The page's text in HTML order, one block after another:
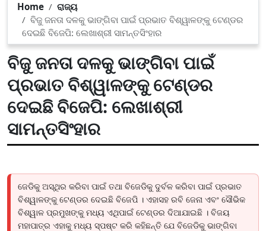
Home
ରାଜ୍ୟ
ବିଜୁ ଜନତା ଦଳକୁ ଭାଙ୍ଗିବା ପାଇଁ ପ୍ରଭାତ ବିଶ୍ୱାଳଙ୍କୁ ଟେଣ୍ଡର
ଦେଇଛି ବିଜେପି: ଲେଖାଶ୍ରୀ ସାମନ୍ତସିଂହାର
ବିଜୁ ଜନତା ଦଳକୁ ଭାଙ୍ଗିବା ପାଇଁ
ପ୍ରଭାତ ବିଶ୍ୱାଳଙ୍କୁ ଟେଣ୍ଡର
ଦେଇଛି ବିଜେପି: ଲେଖାଶ୍ରୀ
ସାମନ୍ତସିଂହାର
ଜେଡିକୁ ଅସ୍ଥିର କରିବା ପାଇଁ ତଥା ବିଜେଡିକୁ ଦୁର୍ବଳ କରିବା ପାଇଁ ପ୍ରଭାତ
ବିଶ୍ୱାଳଙ୍କୁ ଟେଣ୍ଡର ଦେଇଛି ବିଜେପି । ଏହାସହ ରବି ଜେନା ଏବଂ ସୌଭିକ
ବିଶ୍ୱାଳ ପ୍ରମୁଖଙ୍କୁ ମଧ୍ୟ ଏଥିପାଇଁ ଟେଣ୍ଡର ଦିଆଯାଇଛି । ବିଜୟ
ମହାପାତ୍ର ଏହାକୁ ମଧ୍ୟ ସ୍ପଷ୍ଟ କରି କହିଛନ୍ତି ଯେ ବିଜେଡିକୁ ଭାଙ୍ଗିବା